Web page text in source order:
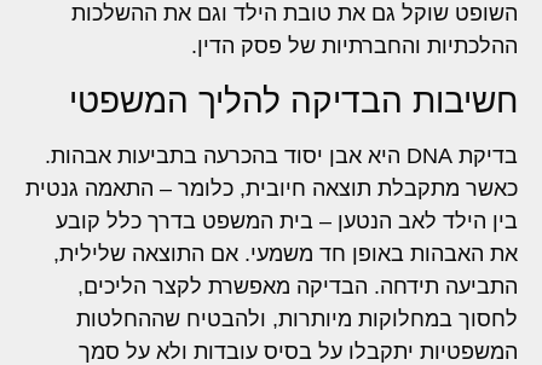
השופט שוקל גם את טובת הילד וגם את ההשלכות
ההלכתיות והחברתיות של פסק הדין.
חשיבות הבדיקה להליך המשפטי
בדיקת DNA היא אבן יסוד בהכרעה בתביעות אבהות.
כאשר מתקבלת תוצאה חיובית, כלומר – התאמה גנטית
בין הילד לאב הנטען – בית המשפט בדרך כלל קובע
את האבהות באופן חד משמעי. אם התוצאה שלילית,
התביעה תידחה. הבדיקה מאפשרת לקצר הליכים,
לחסוך במחלוקות מיותרות, ולהבטיח שההחלטות
המשפטיות יתקבלו על בסיס עובדות ולא על סמך